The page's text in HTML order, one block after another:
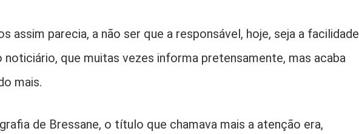
assim parecia, a não ser que a responsável, hoje, seja a facilidade
noticiário, que muitas vezes informa pretensamente, mas acaba
mais.
de Bressane, o título que chamava mais a atenção era,